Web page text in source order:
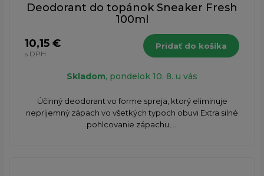
Deodorant do topánok Sneaker Fresh
100ml
10,15 €
s DPH
Pridať do košíka
Skladom, pondelok 10. 8. u vás
Účinný deodorant vo forme spreja, ktorý eliminuje
nepríjemný zápach vo všetkých typoch obuvi Extra silné
pohlcovanie zápachu, ...